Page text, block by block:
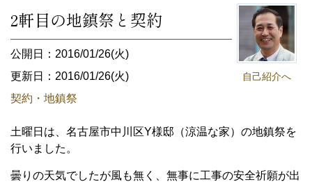
自己紹介へ
2軒目の地鎮祭と契約
公開日：2016/01/26(火)
更新日：2016/01/26(火)
契約・地鎮祭
土曜日は、名古屋市中川区Y様邸（涼温な家）の地鎮祭を
行いました。
曇りの天気でしたが風も無く、無事に工事の安全祈願が出